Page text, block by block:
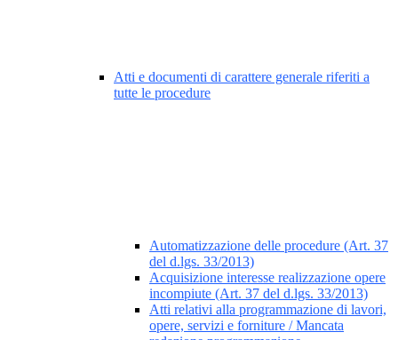
Atti e documenti di carattere generale riferiti a
tutte le procedure
Automatizzazione delle procedure (Art. 37
del d.lgs. 33/2013)
Acquisizione interesse realizzazione opere
incompiute (Art. 37 del d.lgs. 33/2013)
Atti relativi alla programmazione di lavori,
opere, servizi e forniture / Mancata